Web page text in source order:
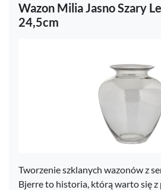
Wazon Milia Jasno Szary
24,5cm
Tworzenie szklanych wazonów z
Bjerre to historia, którą warto się z